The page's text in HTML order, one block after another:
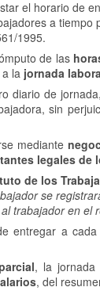
el horario de
a
1995.
de las
la jornada
diario de
sin
mediante
legales de
de los
se
trabajador en el
entregar a cada
, la
, del